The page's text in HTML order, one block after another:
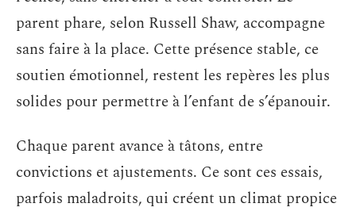
parent phare, selon Russell Shaw, accompagne
sans faire à la place. Cette présence stable, ce
soutien émotionnel, restent les repères les plus
solides pour permettre à l’enfant de s’épanouir.
Chaque parent avance à tâtons, entre
convictions et ajustements. Ce sont ces essais,
parfois maladroits, qui créent un climat propice